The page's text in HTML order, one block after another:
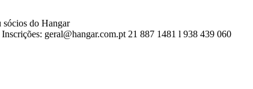
sócios do Hangar
geral@hangar.com.pt 21 887 1481 l 938 439 060